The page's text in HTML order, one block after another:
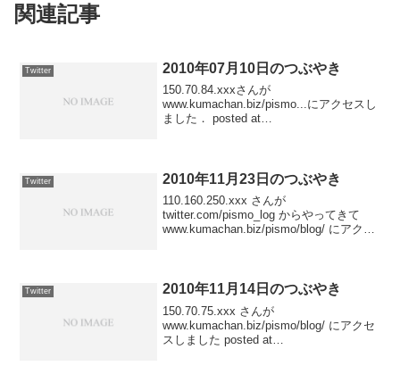
関連記事
Twitter 2010年07月10日のつぶやき
150.70.84.xxxさんが
www.kumachan.biz/pismo...にアクセスし
ました． posted at
Twitter 2010年11月23日のつぶやき
110.160.250.xxx さんが
twitter.com/pismo_log からやってきて
www.kumachan.biz/pismo/blog/ にアクセ
Twitter 2010年11月14日のつぶやき
150.70.75.xxx さんが
www.kumachan.biz/pismo/blog/ にアクセ
スしました posted at